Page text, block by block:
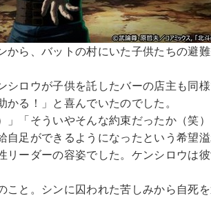
ら、バットの村にいた子供たちの避
ロウが子供を託したバーの店主も同
る！」と喜んでいたのでした。
「そういやそんな約束だったか（笑）
足ができるようになったという希望
ーダーの容姿でした。ケンシロウは
と。シンに囚われた苦しみから自死